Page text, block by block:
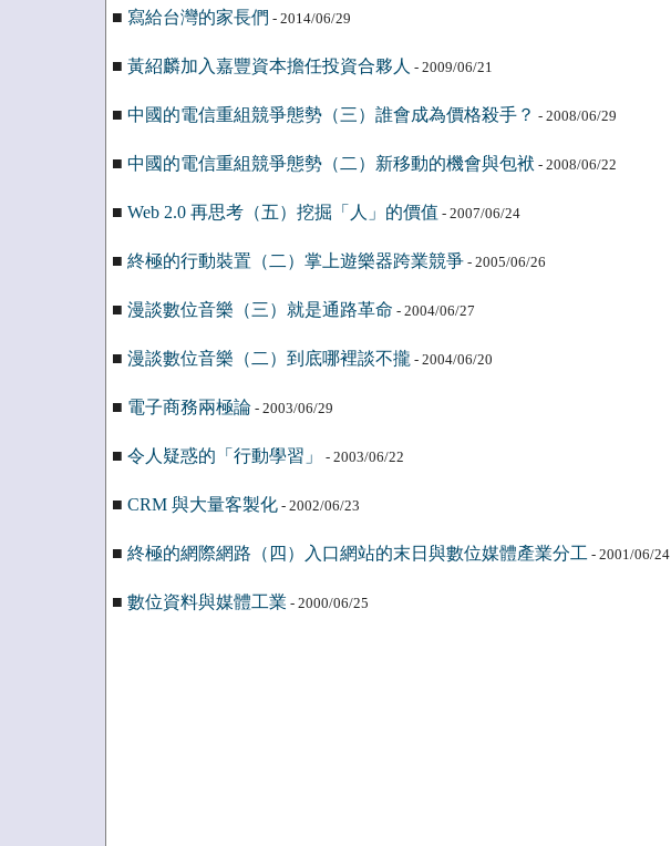
■ 寫給台灣的家長們 - 2014/06/29
■ 黃紹麟加入嘉豐資本擔任投資合夥人 - 2009/06/21
■ 中國的電信重組競爭態勢（三）誰會成為價格殺手？ - 2008/06/29
■ 中國的電信重組競爭態勢（二）新移動的機會與包袱 - 2008/06/22
■ Web 2.0 再思考（五）挖掘「人」的價值 - 2007/06/24
■ 終極的行動裝置（二）掌上遊樂器跨業競爭- 2005/06/26
■ 漫談數位音樂（三）就是通路革命 - 2004/06/27
■ 漫談數位音樂（二）到底哪裡談不攏- 2004/06/20
■ 電子商務兩極論- 2003/06/29
■ 令人疑惑的「行動學習」 - 2003/06/22
■ CRM 與大量客製化- 2002/06/23
■ 終極的網際網路（四）入口網站的末日與數位媒體產業分工- 2001/06/24
■ 數位資料與媒體工業 - 2000/06/25